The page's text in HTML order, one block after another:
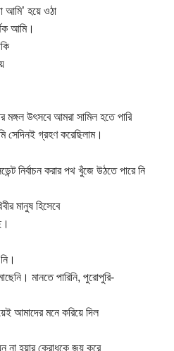
আমি’ হয়ে ওঠা
আমি।
উৎসবে আমরা সামিল হতে পারি
সেদিনই গ্রহণ করেছিলাম।
নির্বাচন করার পথ খুঁজে উঠতে পারে নি
মানুষ হিসেবে
মানতে পারিনি, পুরোপুরি-
আমাদের মনে করিয়ে দিল
না হয়ার ক্রোধকে জয় করে